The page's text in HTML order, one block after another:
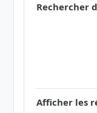
Rechercher
Afficher les